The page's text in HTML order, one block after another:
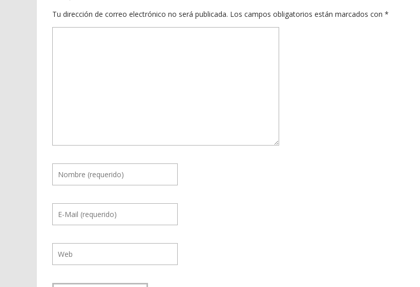
Tu dirección de correo electrónico no será publicada. Los campos obligatorios están marcados con *